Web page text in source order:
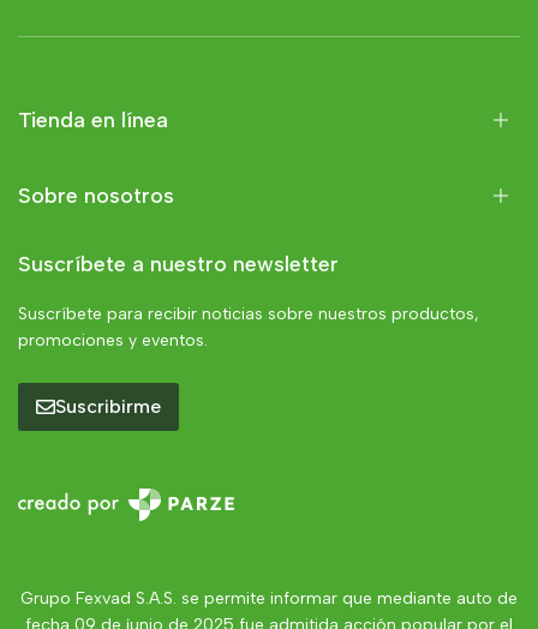
Tienda en línea
Sobre nosotros
Suscríbete a nuestro newsletter
Suscríbete para recibir noticias sobre nuestros productos,
promociones y eventos.
Suscribirme
Grupo Fexvad S.A.S. se permite informar que mediante auto de
fecha 09 de junio de 2025 fue admitida acción popular por el